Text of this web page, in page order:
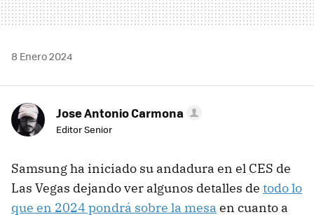
8 Enero 2024
Jose Antonio Carmona
Editor Senior
Samsung ha iniciado su andadura en el CES de
Las Vegas dejando ver algunos detalles de todo lo
que en 2024 pondrá sobre la mesa en cuanto a